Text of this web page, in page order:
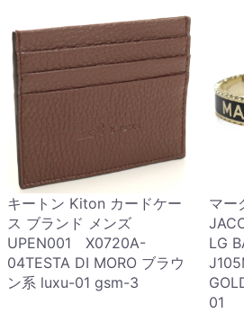
キートン Kiton カードケー
ス ブランド メンズ
UPEN001 X0720A-
04TESTA DI MORO ブラウ
ン系 luxu-01 gsm-3
マー
LG
01